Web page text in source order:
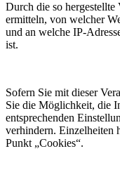
Durch die so
ermitteln, von welcher
und an welche IP-
ist.
Sofern Sie mit dieser
Sie die Möglichkeit, die
entsprechenden
verhindern. Einzelheiten
Punkt „Cookies“.